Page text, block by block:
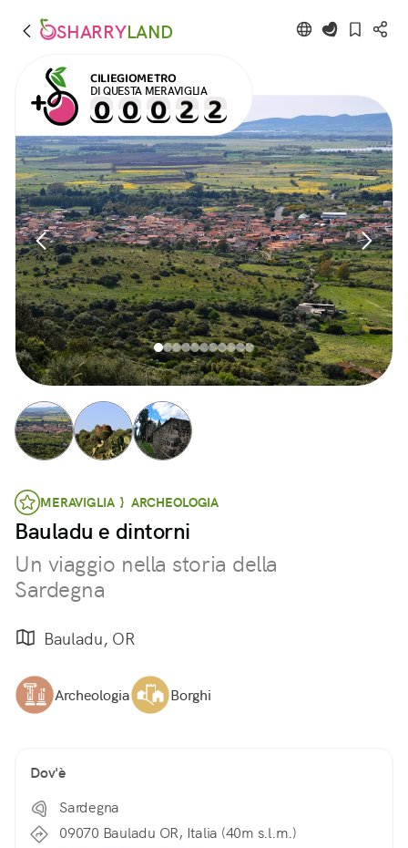
SHARRYLAND
CILIEGIOMETRO
DI QUESTA MERAVIGLIA
MERAVIGLIA } ARCHEOLOGIA
Bauladu e dintorni
Un viaggio nella storia della
Sardegna
Bauladu, OR
Archeologia Borghi
Dov'è
Sardegna
09070 Bauladu OR, Italia (40m s.l.m.)